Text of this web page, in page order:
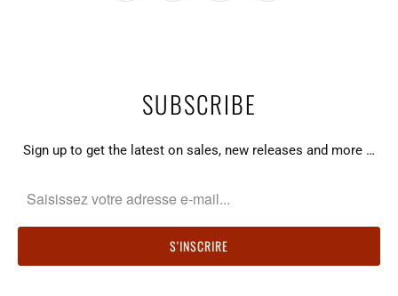
SUBSCRIBE
Sign up to get the latest on sales, new releases and more …